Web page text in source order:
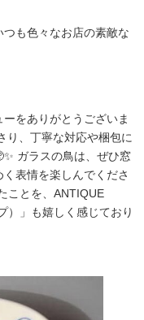
も色々なお店の素敵な
をありがとうございま
り、丁寧な対応や梱包に
ガラスの鳥は、ぜひ窓
表情を楽しんでくださ
ことを、ANTIQUE
）」も嬉しく感じており